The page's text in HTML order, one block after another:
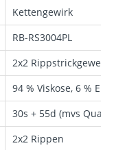
Kettengewirk
RB-RS3004PL
2x2
94 % Viskose, 6 %
30s + 55d (mvs
2x2 Rippen